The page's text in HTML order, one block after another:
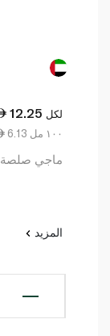
12.25 لكل
6.13 ١٠٠ مل
ماجي صلصة
المزيد